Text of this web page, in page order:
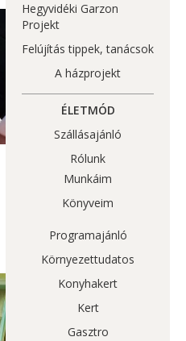
Hegyvidéki Garzon
Projekt
Felújítás tippek, tanácsok
A házprojekt
ÉLETMÓD
Szállásajánló
Rólunk
Munkáim
Könyveim
Programajánló
Környezettudatos
Konyhakert
Kert
Gasztro